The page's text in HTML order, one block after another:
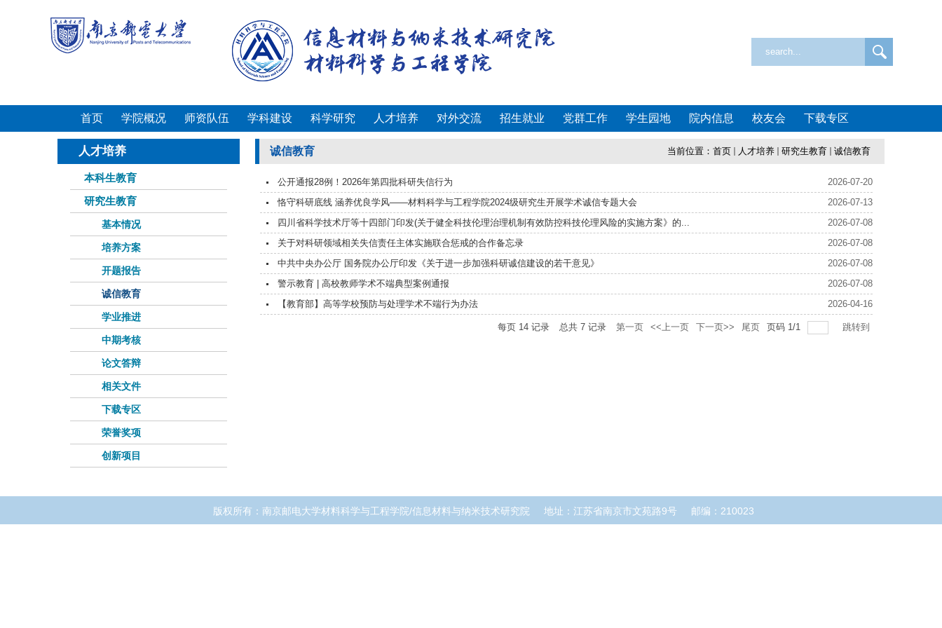
首页 学院概况 师资队伍 学科建设 科学研究 人才培养 对外交流 招生就业 党群工作 学生园地 院内信息 校友会 下载专区
人才培养
本科生教育
研究生教育
基本情况
培养方案
开题报告
诚信教育
学业推进
中期考核
论文答辩
相关文件
下载专区
荣誉奖项
创新项目
诚信教育 当前位置： 首页 人才培养 研究生教育 诚信教育
公开通报28例！2026年第四批科研失信行为
2026-07-20
恪守科研底线 涵养优良学风——材料科学与工程学院2024级研究生开展学术诚信专题大会
2026-07-13
四川省科学技术厅等十四部门印发(关于健全科技伦理治理机制有效防控科技伦理风险的实施方案》的...
2026-07-08
关于对科研领域相关失信责任主体实施联合惩戒的合作备忘录
2026-07-08
中共中央办公厅 国务院办公厅印发《关于进一步加强科研诚信建设的若干意见》
2026-07-08
警示教育 | 高校教师学术不端典型案例通报
2026-07-08
【教育部】高等学校预防与处理学术不端行为办法
2026-04-16
每页 14 记录 总共 7 记录 第一页 <<上一页 下一页>> 尾页 页码 1/1 跳转到
版权所有：南京邮电大学材料科学与工程学院/信息材料与纳米技术研究院 地址：江苏省南京市文苑路9号 邮编：210023